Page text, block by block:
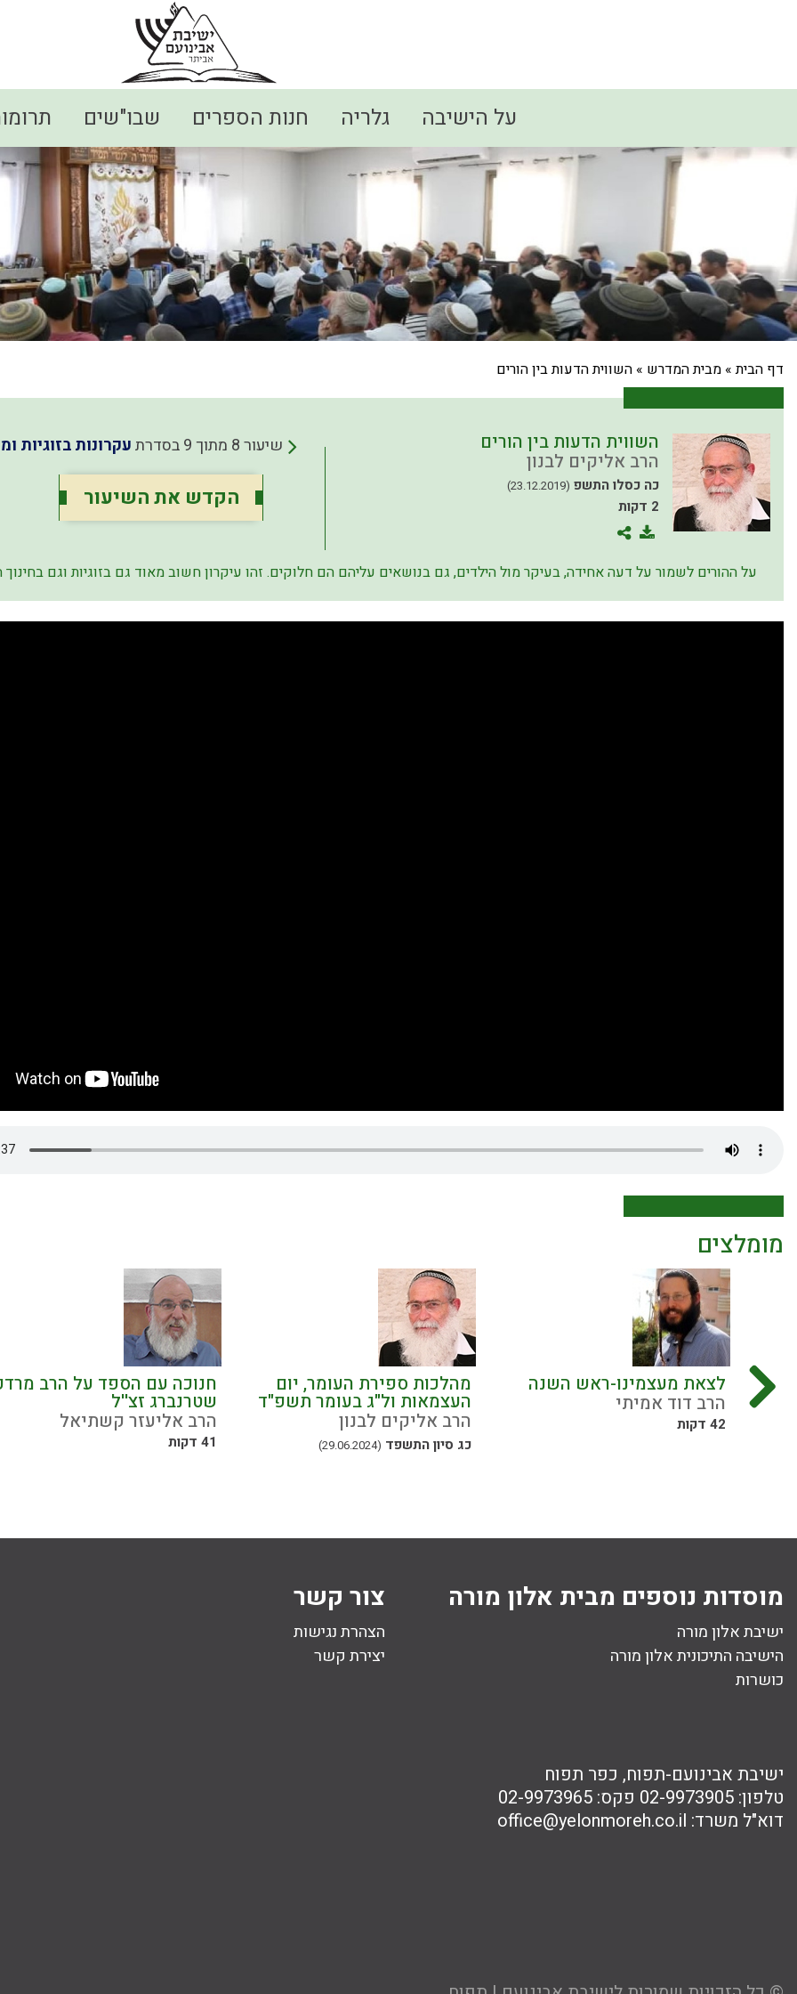
על הישיבה גלריה חנות הספרים שבו"שים
דף הבית» מבית המדרש » השווית הדעות בין הורים
השווית הדעות בין הורים
הרב אליקים לבנון
כה כסלו התשפ (23.12.2019)
2 דקות
שיעור 8 מתוך 9 בסדרת עקרונות בזוגיות
הקדש את השיעור
על ההורים לשמור על דעה אחידה, בעיקר מול הילדים, גם בנושאים עליהם הם חלוקים. זהו עיקרון חשוב מאוד גם בזוגיות וגם בחינוך
מומלצים
לצאת מעצמינו-ראש השנה
הרב דוד אמיתי
42 דקות
מהלכות ספירת העומר, יום
העצמאות ול"ג בעומר תשפ"ד
הרב אליקים לבנון
כג סיון התשפד (29.06.2024)
חנוכה עם הספד על הרב
שטרנברג זצ''ל
הרב אליעזר קשתיאל
41 דקות
מוסדות נוספים מבית אלון מורה
ישיבת אלון מורה
הישיבה התיכונית אלון מורה
כושרות
צור קשר
הצהרת נגישות
יצירת קשר
ישיבת אבינועם-תפוח, כפר תפוח
טלפון: 02-9973905 פקס: 02-9973965
דוא"ל משרד: office@yelonmoreh.co.il